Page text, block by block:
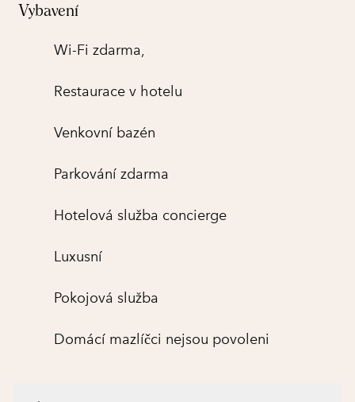
Vybavení
Wi-Fi zdarma,
Restaurace v hotelu
Venkovní bazén
Parkování zdarma
Hotelová služba concierge
Luxusní
Pokojová služba
Domácí mazlíčci nejsou povoleni